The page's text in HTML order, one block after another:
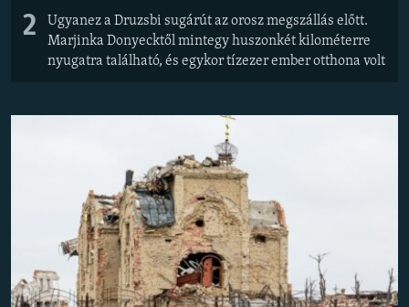
2
Ugyanez a Druzsbi sugárút az orosz megszállás előtt.
Marjinka Donyecktől mintegy huszonkét kilométerre
nyugatra található, és egykor tízezer ember otthona volt